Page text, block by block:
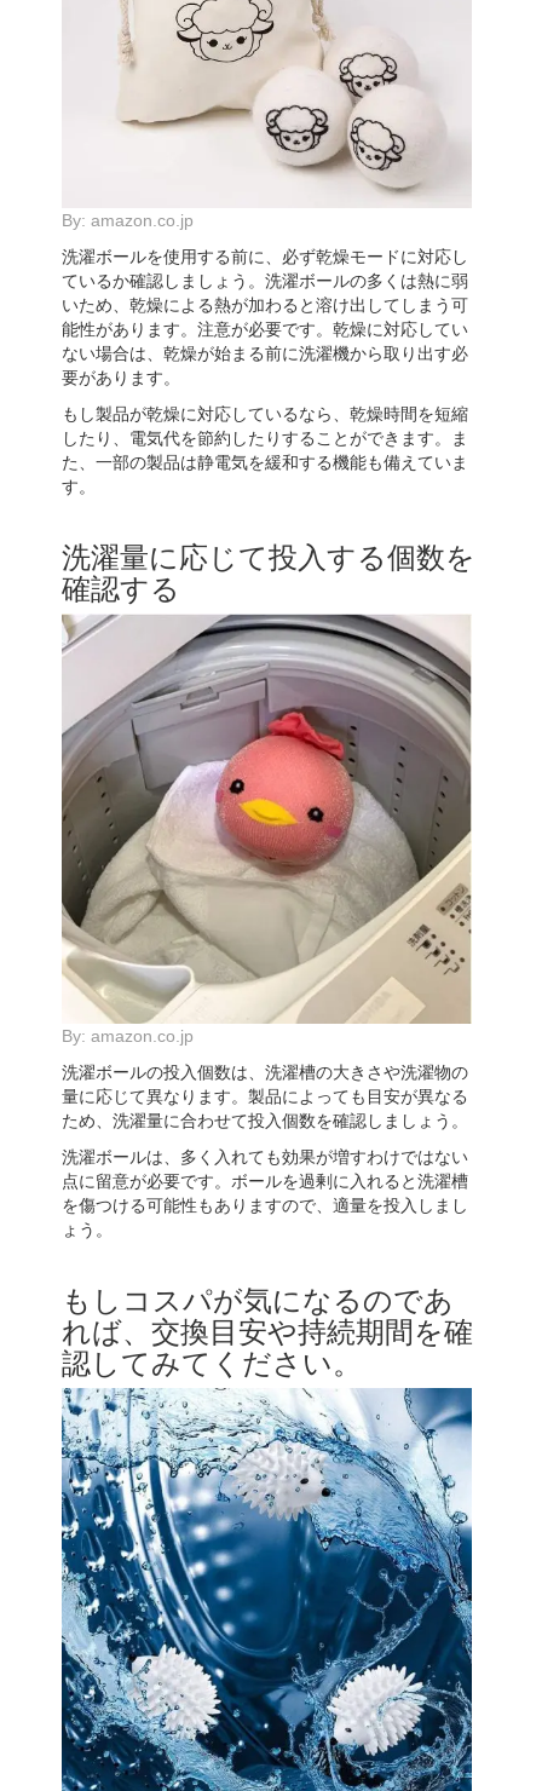
By: amazon.co.jp
洗濯ボールを使用する前に、必ず乾燥モードに対応し
ているか確認しましょう。洗濯ボールの多くは熱に弱
いため、乾燥による熱が加わると溶け出してしまう可
能性があります。注意が必要です。乾燥に対応してい
ない場合は、乾燥が始まる前に洗濯機から取り出す必
要があります。
もし製品が乾燥に対応しているなら、乾燥時間を短縮
したり、電気代を節約したりすることができます。ま
た、一部の製品は静電気を緩和する機能も備えていま
す。
洗濯量に応じて投入する個数を
確認する
By: amazon.co.jp
洗濯ボールの投入個数は、洗濯槽の大きさや洗濯物の
量に応じて異なります。製品によっても目安が異なる
ため、洗濯量に合わせて投入個数を確認しましょう。
洗濯ボールは、多く入れても効果が増すわけではない
点に留意が必要です。ボールを過剰に入れると洗濯槽
を傷つける可能性もありますので、適量を投入しまし
ょう。
もしコスパが気になるのであ
れば、交換目安や持続期間を確
認してみてください。